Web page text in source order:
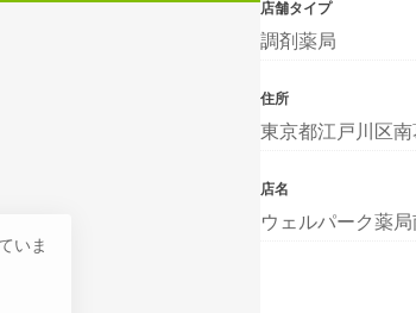
いま
店舗タイプ
調剤薬局
住所
東京都江戸川区
店名
ウェルパーク薬